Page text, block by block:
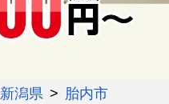
新潟県 胎内市